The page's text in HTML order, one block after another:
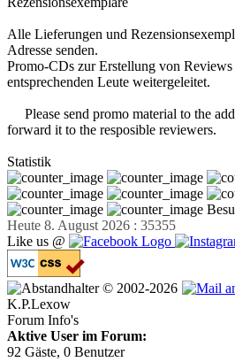
Alle Lieferungen und
Adresse senden.
Promo-CDs zur Erstellung von
entsprechenden Leute weitergeleitet.
Please send promo material to the
forward it to the resposible reviewers.
Statistik
Heute 8. August 2026 : 35355
Like us @
© 2002-2026
K.P.Lexow
Forum Info's
Aktive User im Forum:
92 Gäste, 0 Benutzer